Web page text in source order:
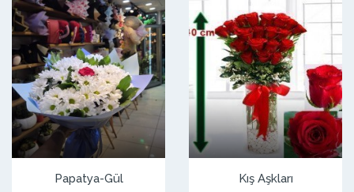
Papatya-Gül Kış Aşkları